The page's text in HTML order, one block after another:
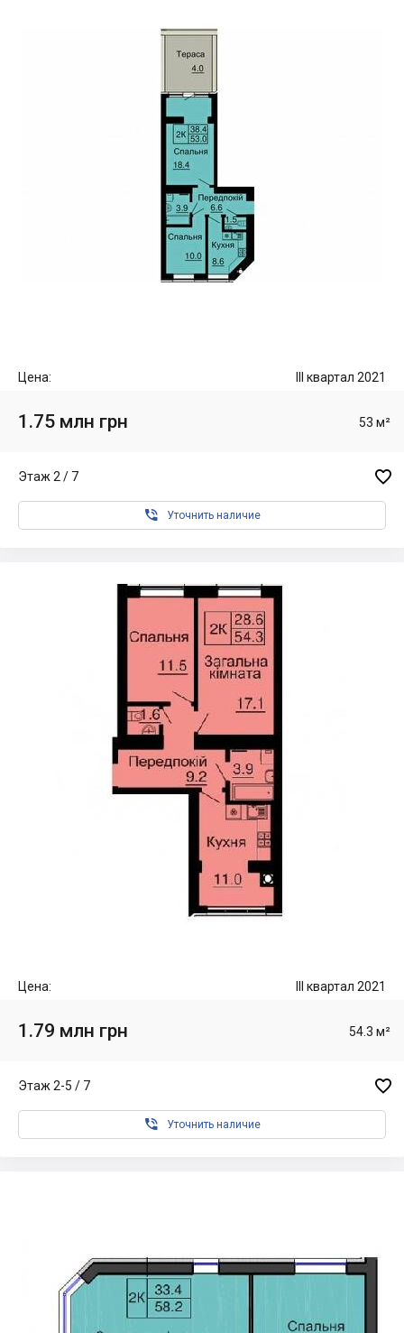
Цена: III квартал 2021
1.75 млн грн 53 м²
Этаж 2 / 7 
 Уточнить наличие
Цена: III квартал 2021
1.79 млн грн 54.3 м²
Этаж 2-5 / 7 
 Уточнить наличие